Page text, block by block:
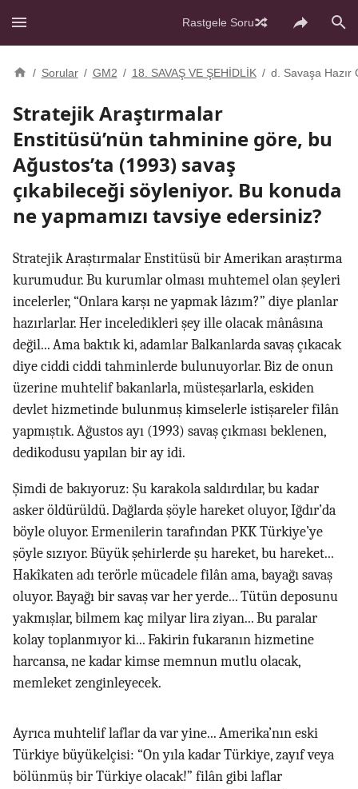
Rastgele Soru
/ Sorular / GM2 / 18. SAVAŞ VE ŞEHİDLİK / d. Savaşa Hazır
Stratejik Araştırmalar
Enstitüsü’nün tahminine göre, bu
Ağustos’ta (1993) savaş
çıkabileceği söyleniyor. Bu konuda
ne yapmamızı tavsiye edersiniz?
Stratejik Araştırmalar Enstitüsü bir Amerikan araştırma
kurumudur. Bu kurumlar olması muhtemel olan şeyleri
incelerler, “Onlara karşı ne yapmak lâzım?” diye planlar
hazırlarlar. Her inceledikleri şey ille olacak mânâsına
değil... Ama baktık ki, adamlar Balkanlarda savaş çıkacak
diye ciddi ciddi tahminlerde bulunuyorlar. Biz de onun
üzerine muhtelif bakanlarla, müsteşarlarla, eskiden
devlet hizmetinde bulunmuş kimselerle istişareler filân
yapmıştık. Ağustos ayı (1993) savaş çıkması beklenen,
dedikodusu yapılan bir ay idi.
Şimdi de bakıyoruz: Şu karakola saldırdılar, bu kadar
asker öldürüldü. Dağlarda şöyle hareket oluyor, Iğdır’da
böyle oluyor. Ermenilerin tarafından PKK Türkiye’ye
şöyle sızıyor. Büyük şehirlerde şu hareket, bu hareket...
Hakîkaten adı terörle mücadele filân ama, bayağı savaş
oluyor. Bayağı bir savaş var her yerde... Tütün deposunu
yakmışlar, bilmem kaç milyar lira ziyan... Bu paralar
kolay toplanmıyor ki... Fakirin fukaranın hizmetine
harcansa, ne kadar kimse memnun mutlu olacak,
memleket zenginleyecek.
Ayrıca muhtelif laflar da var yine... Amerika’nın eski
Türkiye büyükelçisi: “On yıla kadar Türkiye, zayıf veya
bölünmüş bir Türkiye olacak!” filân gibi laflar